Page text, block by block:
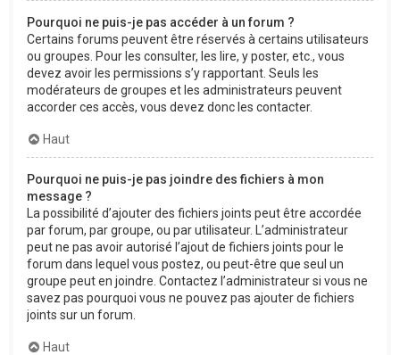
Pourquoi ne puis-je pas accéder à un forum ?
Certains forums peuvent être réservés à certains utilisateurs
ou groupes. Pour les consulter, les lire, y poster, etc., vous
devez avoir les permissions s’y rapportant. Seuls les
modérateurs de groupes et les administrateurs peuvent
accorder ces accès, vous devez donc les contacter.
Haut
Pourquoi ne puis-je pas joindre des fichiers à mon
message ?
La possibilité d’ajouter des fichiers joints peut être accordée
par forum, par groupe, ou par utilisateur. L’administrateur
peut ne pas avoir autorisé l’ajout de fichiers joints pour le
forum dans lequel vous postez, ou peut-être que seul un
groupe peut en joindre. Contactez l’administrateur si vous ne
savez pas pourquoi vous ne pouvez pas ajouter de fichiers
joints sur un forum.
Haut